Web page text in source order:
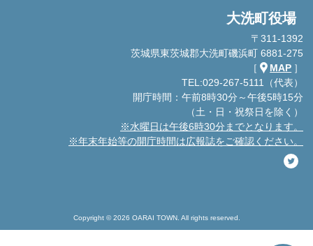
大洗町役場
〒311-1392
茨城県東茨城郡大洗町磯浜町 6881-275
［
MAP ］
TEL:029-267-5111（代表）
開庁時間：午前8時30分～午後5時15分
（土・日・祝祭日を除く）
※水曜日は午後6時30分までとなります。
※年末年始等の開庁時間は広報誌をご確認ください。
Copyright © 2026 OARAI TOWN. All rights reserved.